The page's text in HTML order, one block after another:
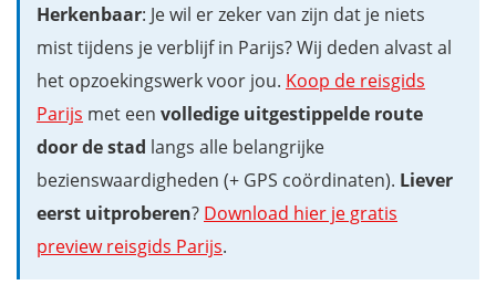
Herkenbaar: Je wil er zeker van zijn dat je niets
mist tijdens je verblijf in Parijs? Wij deden alvast al
het opzoekingswerk voor jou. Koop de reisgids
Parijs met een volledige uitgestippelde route
door de stad langs alle belangrijke
bezienswaardigheden (+ GPS coördinaten). Liever
eerst uitproberen? Download hier je gratis
preview reisgids Parijs.